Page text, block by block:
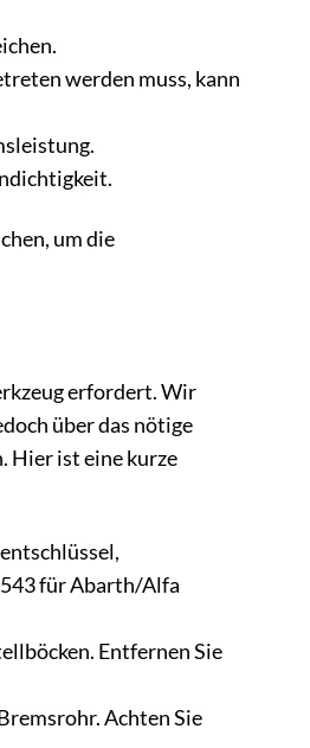
werden muss, kann
um die
erfordert. Wir
über das nötige
Hier ist eine kurze
für Abarth/Alfa
Entfernen Sie
Achten Sie